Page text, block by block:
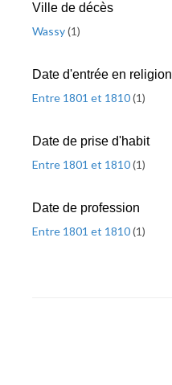
Ville de décès
Wassy(1)
Date d'entrée en religion
Entre 1801 et 1810(1)
Date de prise d'habit
Entre 1801 et 1810(1)
Date de profession
Entre 1801 et 1810(1)